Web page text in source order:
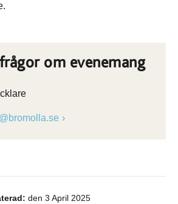
om evenemang
den 3 April 2025